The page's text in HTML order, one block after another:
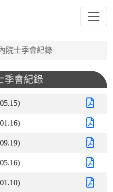
院士季會紀錄
季會紀錄